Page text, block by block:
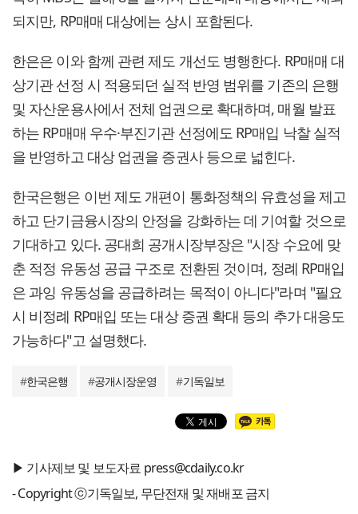
되지만, RP매매 대상에는 상시 포함된다.
한은은 이와 함께 관련 제도 개선도 병행한다. RP매매 대
상기관 선정 시 적용되던 실적 반영 범위를 기존의 은행
및 자산운용사에서 전체 업권으로 확대하며, 매월 발표
하는 RP매매 우수·부진기관 선정에도 RP매입 낙찰 실적
을 반영하고 대상 업권을 증권사 등으로 넓힌다.
한국은행은 이번 제도 개편이 통화정책의 유효성을 제고
하고 단기금융시장의 안정을 강화하는 데 기여할 것으로
기대하고 있다. 공대희 공개시장부장은 "시장 수요에 맞
춘 적정 유동성 공급 구조로 전환된 것이며, 정례 RP매입
은 과잉 유동성을 공급하려는 목적이 아니다"라며 "필요
시 비정례 RP매입 또는 대상 증권 확대 등의 추가 대응도
가능하다"고 설명했다.
#한국은행 #공개시장운영 #기독일보
▶ 기사제보 및 보도자료 press@cdaily.co.kr
- Copyright ⓒ기독일보, 무단전재 및 재배포 금지